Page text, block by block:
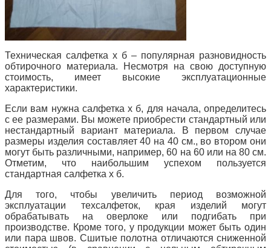
Техническая салфетка х б – популярная разновидность
обтирочного материала. Несмотря на свою доступную
стоимость, имеет высокие эксплуатационные
характеристики.
Если вам нужна салфетка х б, для начала, определитесь
с ее размерами. Вы можете приобрести стандартный или
нестандартный вариант материала. В первом случае
размеры изделия составляет 40 на 40 см., во втором они
могут быть различными, например, 60 на 60 или на 80 см.
Отметим, что наибольшим успехом пользуется
стандартная салфетка х б.
Для того, чтобы увеличить период возможной
эксплуатации техсалфеток, края изделий могут
обрабатывать на оверлоке или подгибать при
производстве. Кроме того, у продукции может быть один
или пара швов. Сшитые полотна отличаются сниженной